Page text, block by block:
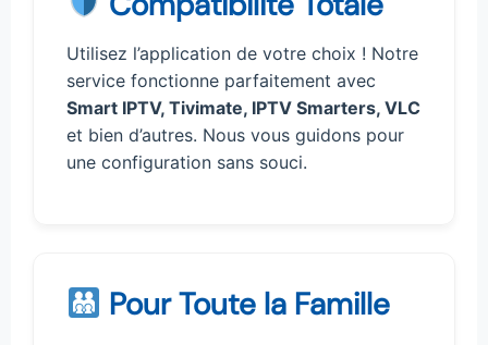
Utilisez l’application de votre choix ! Notre
service fonctionne parfaitement avec
Smart IPTV, Tivimate, IPTV Smarters, VLC
et bien d’autres. Nous vous guidons pour
une configuration sans souci.
Pour Toute la Famille